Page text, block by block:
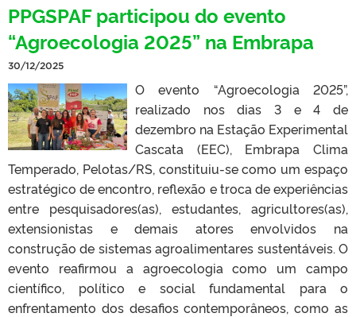
PPGSPAF participou do evento
“Agroecologia 2025” na Embrapa
30/12/2025
O evento “Agroecologia 2025”,
realizado nos dias 3 e 4 de
dezembro na Estação Experimental
Cascata (EEC), Embrapa Clima
Temperado, Pelotas/RS, constituiu-se como um espaço
estratégico de encontro, reflexão e troca de experiências
entre pesquisadores(as), estudantes, agricultores(as),
extensionistas e demais atores envolvidos na
construção de sistemas agroalimentares sustentáveis. O
evento reafirmou a agroecologia como um campo
científico, político e social fundamental para o
enfrentamento dos desafios contemporâneos, como as